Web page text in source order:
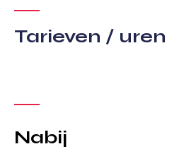
Tarieven / uren
Nabij